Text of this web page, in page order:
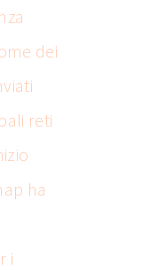
dei
reti
ha
i